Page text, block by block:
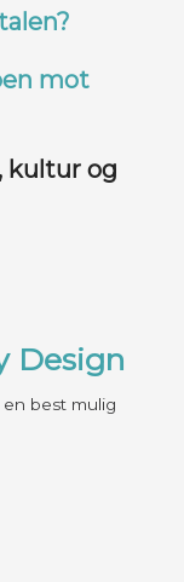
mot
kultur og
Design
best mulig